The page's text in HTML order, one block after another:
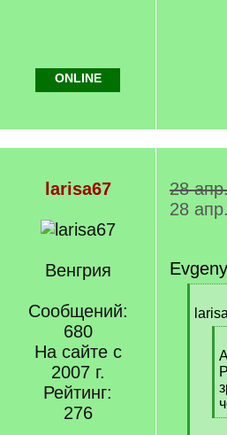
ONLINE
larisa67
Венгрия
Сообщений:
680
На сайте с
2007 г.
Рейтинг:
276
28
28
q
q
]
[